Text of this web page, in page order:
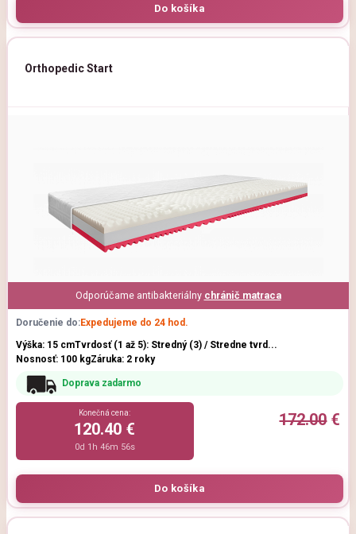
Orthopedic Start
Odporúčame antibakteriálny chránič matraca
Doručenie do:Expedujeme do 24 hod.
Výška: 15 cmTvrdosť (1 až 5): Stredný (3) / Stredne tvrd...
Nosnosť: 100 kgZáruka: 2 roky
Doprava zadarmo
172.00€
Konečná cena:
120.40 €
0d 1h 46m 54s